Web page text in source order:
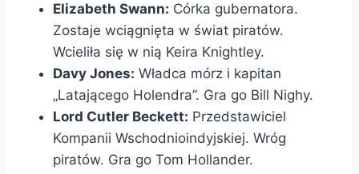
Elizabeth Swann: Córka gubernatora.
Zostaje wciągnięta w świat piratów.
Wcieliła się w nią Keira Knightley.
Davy Jones: Władca mórz i kapitan
„Latającego Holendra”. Gra go Bill Nighy.
Lord Cutler Beckett: Przedstawiciel
Kompanii Wschodnioindyjskiej. Wróg
piratów. Gra go Tom Hollander.